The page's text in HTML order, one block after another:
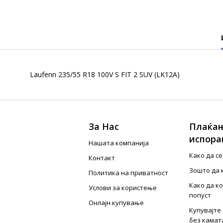
Laufenn 235/55 R18 100V S FIT 2 SUV (LK12A)
За Нас
Нашата компанија
Контакт
Политика на приватност
Услови за користење
Онлајн купување
Како да
Зошто да
Како да
попуст
без